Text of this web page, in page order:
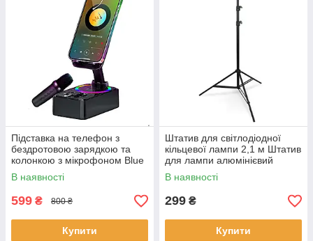
Підставка на телефон з
бездротовою зарядкою та
колонкою з мікрофоном Blue
Tooth AND K18 -2 Складна
підставка
В наявності
599 ₴ 800 ₴
Купити
Штатив для світлодіодної
кільцевої лампи 2,1 м Штатив
для лампи алюмінієвий
Чорний
В наявності
299 ₴
Купити